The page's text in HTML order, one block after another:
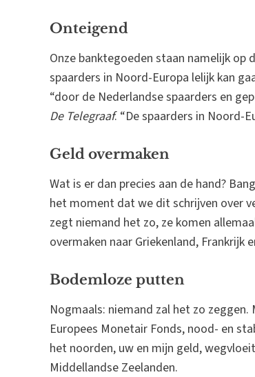
Onteigend
Onze banktegoeden staan namelijk
spaarders in Noord-Europa lelijk kan
“door de Nederlandse spaarders en
De Telegraaf. “De spaarders in Noord-
Geld overmaken
Wat is er dan precies aan de hand?
het moment dat we dit schrijven over
zegt niemand het zo, ze komen
overmaken naar Griekenland, Frankrijk
Bodemloze putten
Nogmaals: niemand zal het zo
Europees Monetair Fonds, nood- en
het noorden, uw en mijn geld,
Middellandse Zeelanden.